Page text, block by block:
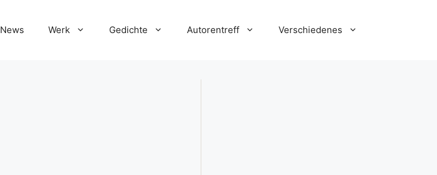
News Werk Gedichte Autorentreff Verschiedenes